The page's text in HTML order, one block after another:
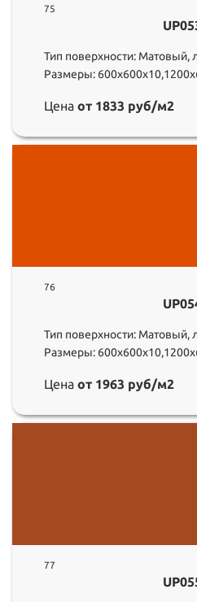
75
Тип поверхности: Матовый,
Размеры:
Цена от 1833 руб/м2
76
Тип поверхности: Матовый,
Размеры:
Цена от 1963 руб/м2
77